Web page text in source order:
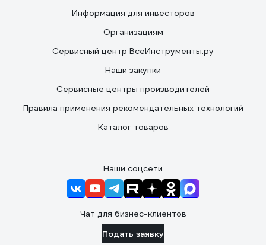
Информация для инвесторов
Организациям
Сервисный центр ВсеИнструменты.ру
Наши закупки
Сервисные центры производителей
Правила применения рекомендательных технологий
Каталог товаров
Наши соцсети
Чат для бизнес-клиентов
Подать заявку